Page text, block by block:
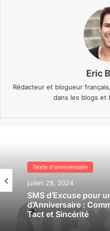
Eric
Rédacteur et blogueur
dans les blogs et
Texte d'anniversaire
juillet 29, 2024
Texte d'anniversaire
juillet 29, 2024
SMS de
d’Anniversaire :